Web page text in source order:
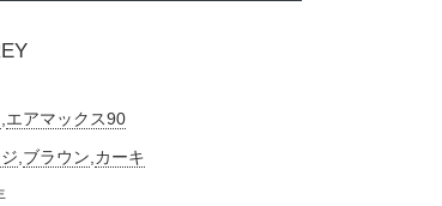
エアマックス90
ブラウン カーキ